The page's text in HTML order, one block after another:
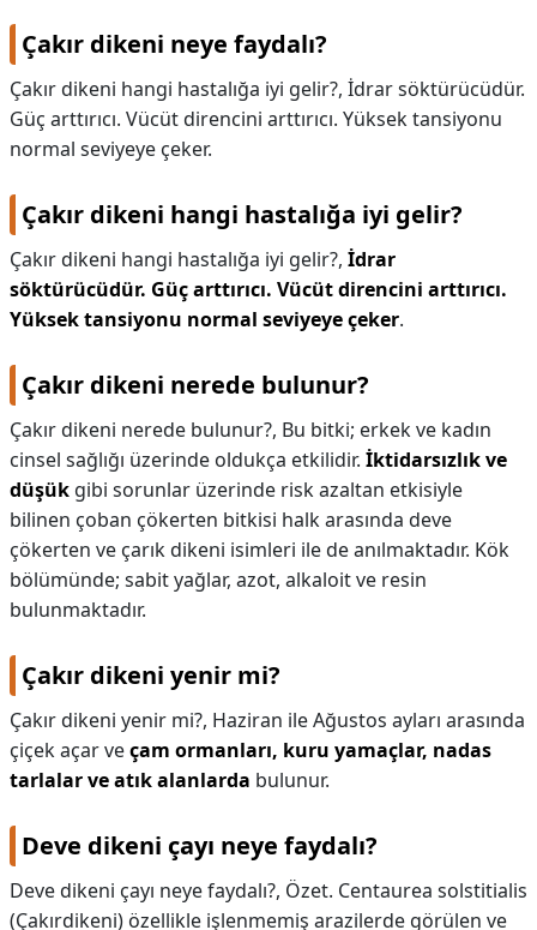
Çakır dikeni neye faydalı?
Çakır dikeni hangi hastalığa iyi gelir?, İdrar söktürücüdür.
Güç arttırıcı. Vücüt direncini arttırıcı. Yüksek tansiyonu
normal seviyeye çeker.
Çakır dikeni hangi hastalığa iyi gelir?
Çakır dikeni hangi hastalığa iyi gelir?, İdrar
söktürücüdür. Güç arttırıcı. Vücüt direncini arttırıcı.
Yüksek tansiyonu normal seviyeye çeker.
Çakır dikeni nerede bulunur?
Çakır dikeni nerede bulunur?, Bu bitki; erkek ve kadın
cinsel sağlığı üzerinde oldukça etkilidir. İktidarsızlık ve
düşük gibi sorunlar üzerinde risk azaltan etkisiyle
bilinen çoban çökerten bitkisi halk arasında deve
çökerten ve çarık dikeni isimleri ile de anılmaktadır. Kök
bölümünde; sabit yağlar, azot, alkaloit ve resin
bulunmaktadır.
Çakır dikeni yenir mi?
Çakır dikeni yenir mi?, Haziran ile Ağustos ayları arasında
çiçek açar veçam ormanları, kuru yamaçlar, nadas
tarlalar ve atık alanlarda bulunur.
Deve dikeni çayı neye faydalı?
Deve dikeni çayı neye faydalı?, Özet. Centaurea solstitialis
(Çakırdikeni) özellikle işlenmemiş arazilerde görülen ve